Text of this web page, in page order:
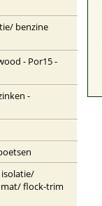
benzine
- Por15 -
-
flock-trim